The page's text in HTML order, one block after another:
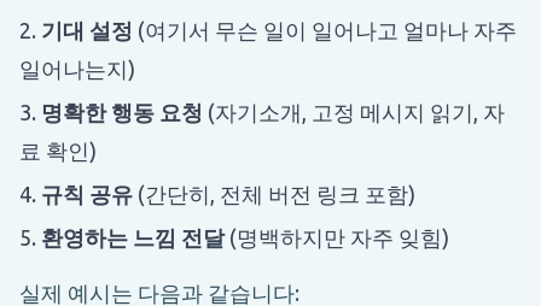
기대 설정 (여기서 무슨 일이 일어나고 얼마나 자주
일어나는지)
명확한 행동 요청 (자기소개, 고정 메시지 읽기, 자
료 확인)
규칙 공유 (간단히, 전체 버전 링크 포함)
환영하는 느낌 전달(명백하지만 자주 잊힘)
실제 예시는 다음과 같습니다: